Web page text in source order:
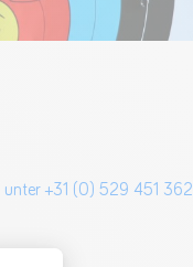
unter +31 (0) 529 451 362